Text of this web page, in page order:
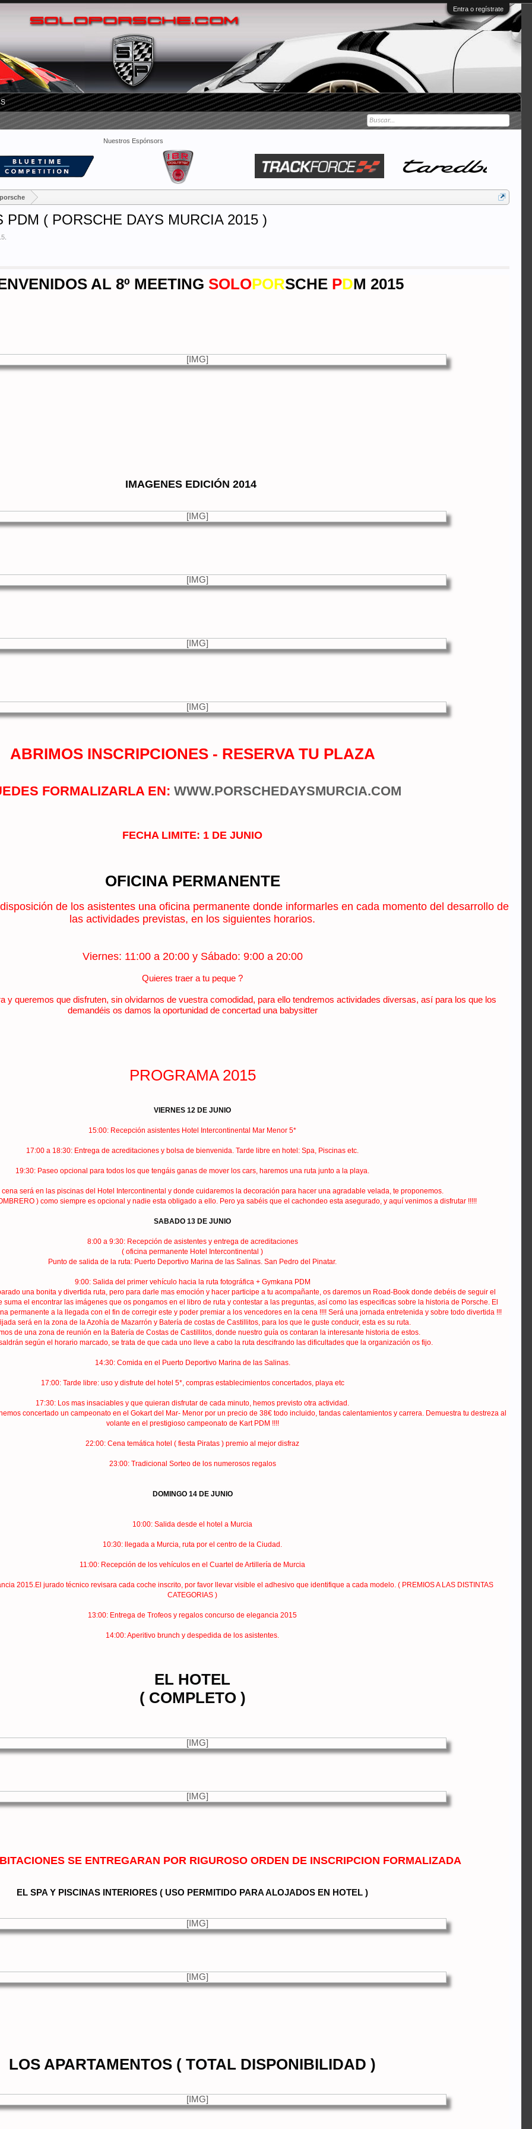
Entra o regístrate
Nuestros Espónsors
( PORSCHE DAYS MURCIA 2015 )
AL 8º MEETING SOLOPORSCHE PDM 2015
IMAGENES EDICIÓN 2014
ABRIMOS INSCRIPCIONES - RESERVA TU PLAZA
FORMALIZARLA EN: WWW.PORSCHEDAYSMURCIA.COM
FECHA LIMITE: 1 DE JUNIO
OFICINA PERMANENTE
de los asistentes una oficina permanente donde informarles en cada momento del desarrollo de
las actividades previstas, en los siguientes horarios.
Viernes: 11:00 a 20:00 y Sábado: 9:00 a 20:00
Quieres traer a tu peque ?
y queremos que disfruten, sin olvidarnos de vuestra comodidad, para ello tendremos actividades diversas, así para los que los
demandéis os damos la oportunidad de concertad una babysitter
PROGRAMA 2015
VIERNES 12 DE JUNIO
15:00: Recepción asistentes Hotel Intercontinental Mar Menor 5*
17:00 a 18:30: Entrega de acreditaciones y bolsa de bienvenida. Tarde libre en hotel: Spa, Piscinas etc.
19:30: Paseo opcional para todos los que tengáis ganas de mover los cars, haremos una ruta junto a la playa.
será en las piscinas del Hotel Intercontinental y donde cuidaremos la decoración para hacer una agradable velada, te proponemos.
) como siempre es opcional y nadie esta obligado a ello. Pero ya sabéis que el cachondeo esta asegurado, y aquí venimos a disfrutar !!!!!
SABADO 13 DE JUNIO
8:00 a 9:30: Recepción de asistentes y entrega de acreditaciones
( oficina permanente Hotel Intercontinental )
Punto de salida de la ruta: Puerto Deportivo Marina de las Salinas. San Pedro del Pinatar.
9:00: Salida del primer vehículo hacia la ruta fotográfica + Gymkana PDM
una bonita y divertida ruta, pero para darle mas emoción y hacer participe a tu acompañante, os daremos un Road-Book donde debéis de seguir el
el encontrar las imágenes que os pongamos en el libro de ruta y contestar a las preguntas, así como las especificas sobre la historia de Porsche. El
permanente a la llegada con el fin de corregir este y poder premiar a los vencedores en la cena !!!! Será una jornada entretenida y sobre todo divertida !!!
será en la zona de la Azohía de Mazarrón y Batería de costas de Castillitos, para los que le guste conducir, esta es su ruta.
de una zona de reunión en la Batería de Costas de Castillitos, donde nuestro guía os contaran la interesante historia de estos.
según el horario marcado, se trata de que cada uno lleve a cabo la ruta descifrando las dificultades que la organización os fijo.
14:30: Comida en el Puerto Deportivo Marina de las Salinas.
17:00: Tarde libre: uso y disfrute del hotel 5*, compras establecimientos concertados, playa etc
17:30: Los mas insaciables y que quieran disfrutar de cada minuto, hemos previsto otra actividad.
concertado un campeonato en el Gokart del Mar- Menor por un precio de 38€ todo incluido, tandas calentamientos y carrera. Demuestra tu destreza al
volante en el prestigioso campeonato de Kart PDM !!!!
22:00: Cena temática hotel ( fiesta Piratas ) premio al mejor disfraz
23:00: Tradicional Sorteo de los numerosos regalos
DOMINGO 14 DE JUNIO
10:00: Salida desde el hotel a Murcia
10:30: llegada a Murcia, ruta por el centro de la Ciudad.
11:00: Recepción de los vehículos en el Cuartel de Artillería de Murcia
2015.El jurado técnico revisara cada coche inscrito, por favor llevar visible el adhesivo que identifique a cada modelo. ( PREMIOS A LAS DISTINTAS
CATEGORIAS )
13:00: Entrega de Trofeos y regalos concurso de elegancia 2015
14:00: Aperitivo brunch y despedida de los asistentes.
EL HOTEL
( COMPLETO )
SE ENTREGARAN POR RIGUROSO ORDEN DE INSCRIPCION FORMALIZADA
EL SPA Y PISCINAS INTERIORES ( USO PERMITIDO PARA ALOJADOS EN HOTEL )
LOS APARTAMENTOS ( TOTAL DISPONIBILIDAD )